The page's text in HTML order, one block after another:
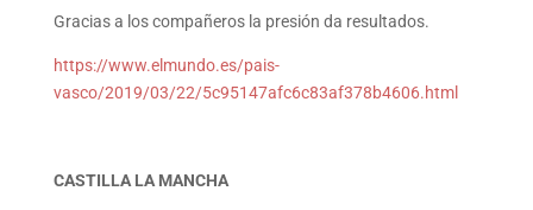
Gracias a los compañeros la presión da resultados.
https://www.elmundo.es/pais-
vasco/2019/03/22/5c95147afc6c83af378b4606.html
CASTILLA LA MANCHA